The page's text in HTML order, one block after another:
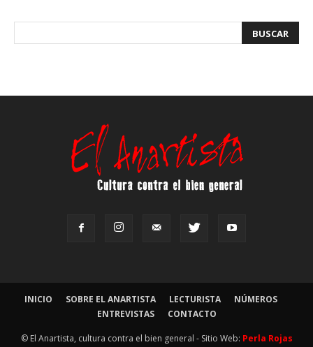
INICIO SOBRE EL ANARTISTA LECTURISTA
NÚMEROS
ENTREVISTAS
CONTACTO
© El Anartista, cultura contra el bien general - Sitio Web: Perla Rojas